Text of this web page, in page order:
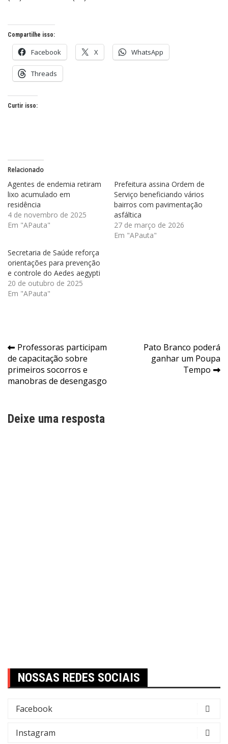
Compartilhe isso:
Facebook X WhatsApp
Threads
Curtir isso:
Relacionado
Agentes de endemia retiram
lixo acumulado em
residência
4 de novembro de 2025
Em "APauta"
Prefeitura assina Ordem de
Serviço beneficiando vários
bairros com pavimentação
asfáltica
27 de março de 2026
Em "APauta"
Secretaria de Saúde reforça
orientações para prevenção
e controle do Aedes aegypti
20 de outubro de 2025
Em "APauta"
Navegação
de
Post
Professoras participam
de capacitação sobre
primeiros socorros e
manobras de desengasgo
Pato Branco poderá
ganhar um Poupa
Tempo
Deixe uma resposta
NOSSAS REDES SOCIAIS
Facebook
Instagram